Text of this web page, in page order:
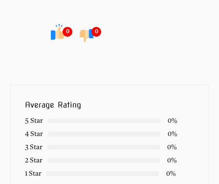
0 0
Average Rating
5 Star
0%
4 Star
0%
3 Star
0%
2 Star
0%
1 Star
0%